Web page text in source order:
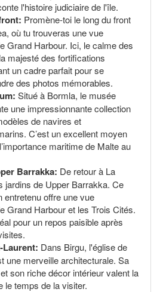
l'histoire judiciaire de l'île.
Promène-toi le long du front
où tu trouveras une vue
Grand Harbour. Ici, le calme des
majesté des fortifications
un cadre parfait pour se
des photos mémorables.
Situé à Bormla, le musée
une impressionnante collection
de navires et
C’est un excellent moyen
maritime de Malte au
Barrakka: De retour à La
jardins de Upper Barrakka. Ce
entretenu offre une vue
Grand Harbour et les Trois Cités.
pour un repos paisible après
Laurent: Dans Birgu, l'église de
une merveille architecturale. Sa
son riche décor intérieur valent la
le temps de la visiter.